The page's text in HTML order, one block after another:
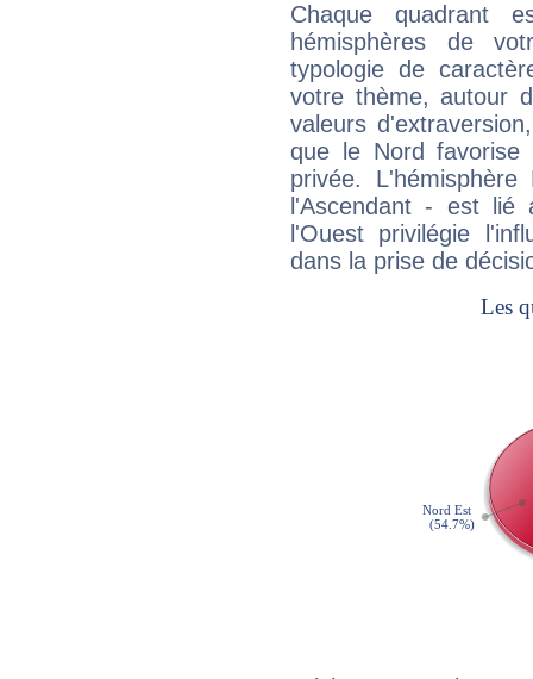
Chaque quadrant
hémisphères de
typologie de
votre thème, autour
valeurs
que le Nord favorise
privée.
l'Ascendant - est
l'Ouest privilégie
dans la prise de